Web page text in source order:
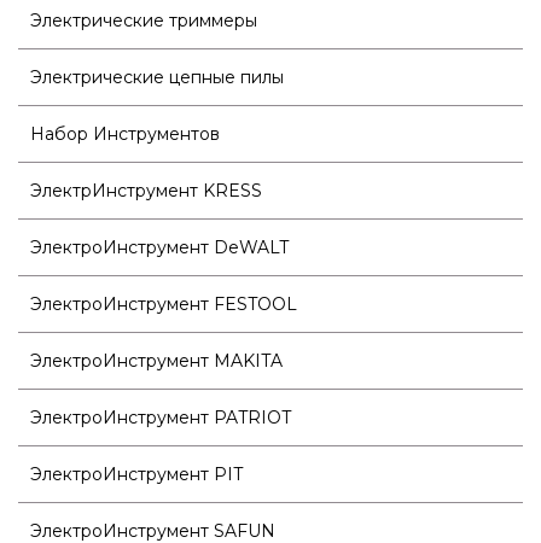
Электрические триммеры
Электрические цепные пилы
Набор Инструментов
ЭлектрИнструмент KRESS
ЭлектроИнструмент DeWALT
ЭлектроИнструмент FESTOOL
ЭлектроИнструмент MAKITA
ЭлектроИнструмент PATRIOT
ЭлектроИнструмент PIT
ЭлектроИнструмент SAFUN